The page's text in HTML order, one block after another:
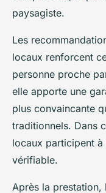
paysagiste.
Les
locaux renforcent
personne proche
elle apporte une
plus convaincante
traditionnels. Dans
locaux participent
vérifiable.
Après la prestation,